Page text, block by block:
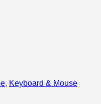
, Keyboard & Mouse